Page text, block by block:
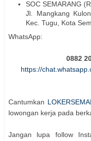
SOC SEMARANG
Jl. Mangkang
Kec. Tugu, Kota
WhatsApp:
0882
https://
Cantumkan
lowongan kerja pada
Jangan lupa follow